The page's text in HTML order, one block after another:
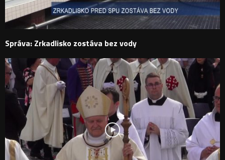
Správa: Zrkadlisko zostáva bez vody